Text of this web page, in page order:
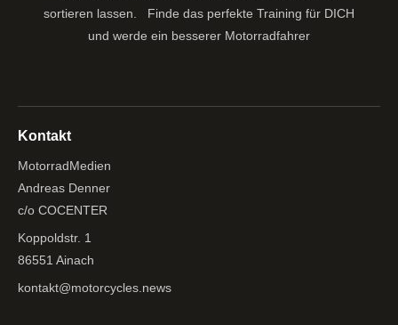
sortieren lassen. Finde das perfekte Training für DICH
und werde ein besserer Motorradfahrer
Kontakt
MotorradMedien
Andreas Denner
c/o COCENTER
Koppoldstr. 1
86551 Ainach
kontakt@motorcycles.news